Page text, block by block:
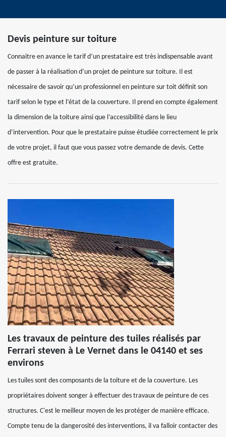
Devis peinture sur toiture
Connaitre en avance le tarif d’un prestataire est très indispensable avant
de passer à la réalisation d’un projet de peinture sur toiture. Il est
nécessaire de savoir qu’un professionnel en peinture sur toit définit son
tarif selon le type et l’état de la couverture. Il prend en compte également
la dimension de la toiture ainsi que l’accessibilité dans le lieu
d’intervention. Pour que le prestataire puisse étudiée correctement le prix
de votre projet, il faut que vous passez votre demande de devis. Cette
offre est gratuite.
Les travaux de peinture des tuiles réalisés par
Ferrari steven à Le Vernet dans le 04140 et ses
environs
Les tuiles sont des composants de la toiture et de la couverture. Les
propriétaires doivent songer à effectuer des travaux de peinture de ces
structures. C'est le meilleur moyen de les protéger de manière efficace.
Compte tenu de la dangerosité des interventions, il va falloir contacter des